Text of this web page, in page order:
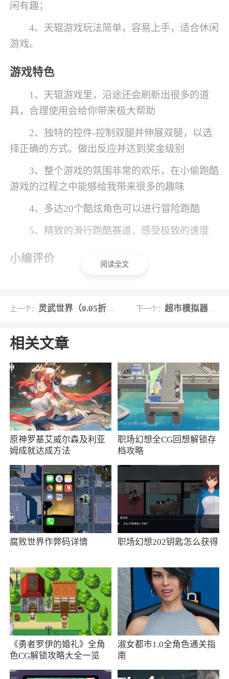
闲有趣；
4、天辊游戏玩法简单，容易上手，适合休闲
游戏。
游戏特色
1、天辊游戏里，沿途还会刷新出很多的道
具，合理使用会给你带来极大帮助
2、独特的控件-控制双腿并伸展双腿，以选
择正确的方式。做出反应并达到奖金级别
3、整个游戏的氛围非常的欢乐，在小偷跑酷
游戏的过程之中能够给我带来很多的趣味
4、多达20个酷炫角色可以进行冒险跑酷
5、精致的滑行跑酷赛道，感受极致的速度
小编评价
随地就能享受滑冰跑酷的乐趣，还有超多关卡可
2、根据道路的变化来选择自己的操作，更好
的去适应通过道路，相信你已经迫不及待了
阅读全文
上一个： 灵武世界（0.05折畅玩版） 下一个： 超市模拟器2九游版
相关文章
原神罗基艾威尔森及利亚
姆成就达成方法
职场幻想全CG回想解锁存
档攻略
腐败世界作弊码详情 职场幻想202钥匙怎么获得
《勇者罗伊的婚礼》全角
色CG解锁攻略大全一览
淑女都市1.0全角色通关指
南